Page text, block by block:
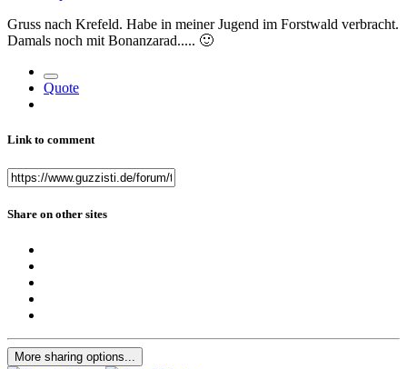
Gruss nach Krefeld. Habe in meiner Jugend im Forstwald verbracht.
Damals noch mit Bonanzarad..... 🙂
Quote
Link to comment
Share on other sites
More sharing options...